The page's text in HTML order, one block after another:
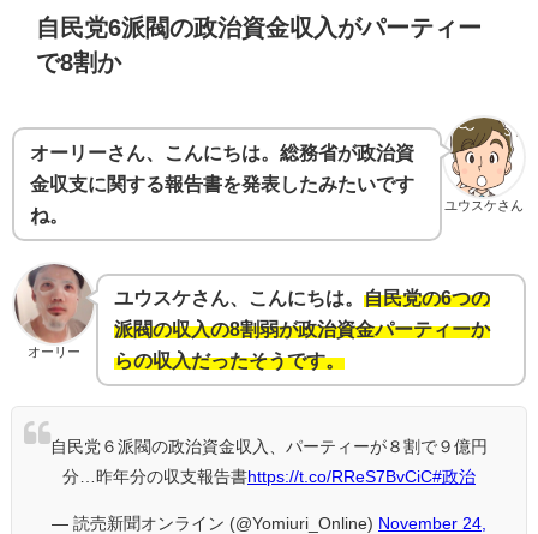
自民党6派閥の政治資金収入がパーティー
で8割か
ユウスケさん
オーリーさん、こんにちは。総務省が政治資
金収支に関する報告書を発表したみたいです
ね。
オーリー
ユウスケさん、こんにちは。 自民党の6つの
派閥の収入の8割弱が政治資金パーティーか
らの収入だったそうです。
自民党６派閥の政治資金収入、パーティーが８割で９億円
分…昨年分の収支報告書https://t.co/RReS7BvCiC#政治
— 読売新聞オンライン (@Yomiuri_Online) November 24,